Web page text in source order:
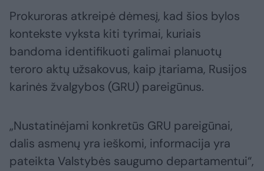
Prokuroras atkreipė dėmesį, kad šios bylos
kontekste vyksta kiti tyrimai, kuriais
bandoma identifikuoti galimai planuotų
teroro aktų užsakovus, kaip įtariama, Rusijos
karinės žvalgybos (GRU) pareigūnus.
„Nustatinėjami konkretūs GRU pareigūnai,
dalis asmenų yra ieškomi, informacija yra
pateikta Valstybės saugumo departamentui“,